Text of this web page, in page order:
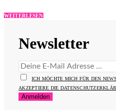
WEITERLESEN
Newsletter
ICH MÖCHTE MICH FÜR DEN
AKZEPTIERE DIE